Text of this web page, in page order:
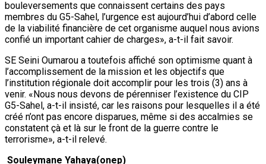
bouleversements que connaissent certains des pays
membres du G5-Sahel, l’urgence est aujourd’hui d’abord celle
de la viabilité financière de cet organisme auquel nous avions
confié un important cahier de charges», a-t-il fait savoir.
SE Seini Oumarou a toutefois affiché son optimisme quant à
l’accomplissement de la mission et les objectifs que
l’institution régionale doit accomplir pour les trois (3) ans à
venir. «Nous nous devons de pérenniser l’existence du CIP
G5-Sahel, a-t-il insisté, car les raisons pour lesquelles il a été
créé n’ont pas encore disparues, même si des accalmies se
constatent çà et là sur le front de la guerre contre le
terrorisme», a-t-il relevé.
Souleymane Yahaya(onep)